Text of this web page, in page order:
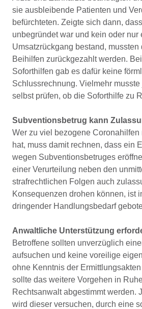
sie ausbleibende Patienten und
befürchteten. Zeigte sich dann,
unbegründet war und kein oder
Umsatzrückgang bestand, mussten
Beihilfen zurückgezahlt werden.
Soforthilfen gab es dafür keine
Schlussrechnung. Vielmehr
selbst prüfen, ob die Soforthilfe zu
Subventionsbetrug kann
Wer zu viel bezogene
hat, muss damit rechnen, dass ein
wegen Subventionsbetruges
einer Verurteilung neben den
strafrechtlichen Folgen auch
Konsequenzen drohen können, ist
dringender Handlungsbedarf
Anwaltliche Unterstützung
Betroffene sollten unverzüglich
aufsuchen und keine voreilige
ohne Kenntnis der
sollte das weitere Vorgehen in
Rechtsanwalt abgestimmt werden.
wird dieser versuchen, durch eine